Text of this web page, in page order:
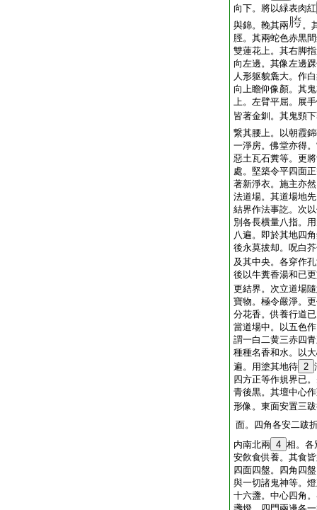
向下。將以緑表肉紅
與錦。鞔其兩
。
脛。其兩蛇色赤黒
雙蓮花上。其右脚
向左邊。其像左邊
人形躯貌麁大。作
向上瞻仰像顏。其
上。左臂平屈。展
皆著金釧。其鬼頸
繋其腰上。以朝霞
一淨房。佛堂亦得
惡土瓦石糞等。更
處。堅築令平四面
著新淨衣。施主亦
法道場。其道場地
結界作法事訖。次
別各長横量八指。
八遍。即於其地四
後永莫拔却。呪白
及其中央。各穿作
後以牛糞香湯和已
更結界。次立道場
寶物。極令嚴淨。
分花香。供養行道
當道場中。以五色
謂一白二黄三赤四
種種名香和水。以
遍。用塗其地待 2
四方正等作規界已
青後黒。其壇中心
形像。東面安置三
面。四角各安二跋
内南北兩 4 相。各
安飮食供養。其食
四面四盤。四角四
與一切諸鬼神等。
十六盞。中心四角